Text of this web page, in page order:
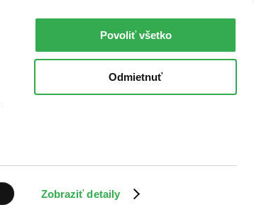
Zobraziť detaily
Povoliť všetko
Odmietnuť